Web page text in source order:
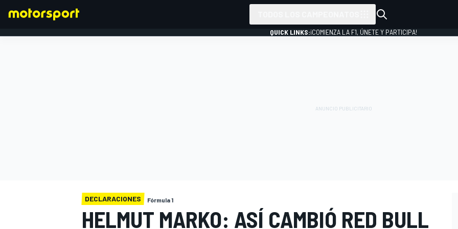
QUICK LINKS:¡COMIENZA LA F1, ÚNETE Y PARTICIPA!
DECLARACIONES Fórmula 1
HELMUT MARKO: ASÍ CAMBIÓ RED BULL